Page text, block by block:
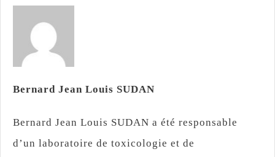
Bernard Jean Louis SUDAN
Bernard Jean Louis SUDAN a été responsable
d’un laboratoire de toxicologie et de